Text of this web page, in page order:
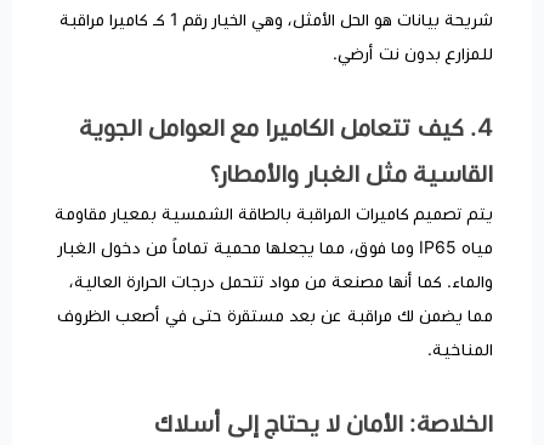
شريحة بيانات هو الحل الأمثل، وهي الخيار رقم 1 كـ كاميرا مراقبة
للمزارع بدون نت أرضي.
​4. كيف تتعامل الكاميرا مع العوامل الجوية
القاسية مثل الغبار والأمطار؟
يتم تصميم كاميرات المراقبة بالطاقة الشمسية بمعيار مقاومة
مياه IP65 وما فوق، مما يجعلها محمية تماماً من دخول الغبار
والماء. كما أنها مصنعة من مواد تتحمل درجات الحرارة العالية،
مما يضمن لك مراقبة عن بعد مستقرة حتى في أصعب الظروف
المناخية.
الخلاصة: الأمان لا يحتاج إلى أسلاك